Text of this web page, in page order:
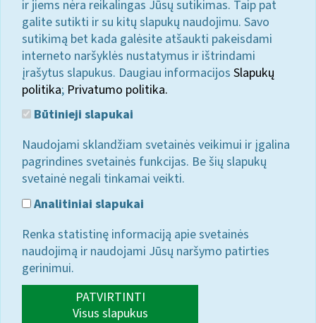
ir jiems nėra reikalingas Jūsų sutikimas. Taip pat
galite sutikti ir su kitų slapukų naudojimu. Savo
sutikimą bet kada galėsite atšaukti pakeisdami
interneto naršyklės nustatymus ir ištrindami
įrašytus slapukus. Daugiau informacijos Slapukų
politika; Privatumo politika.
Būtinieji slapukai
Naudojami sklandžiam svetainės veikimui ir įgalina
pagrindines svetainės funkcijas. Be šių slapukų
svetainė negali tinkamai veikti.
Analitiniai slapukai
Renka statistinę informaciją apie svetainės
naudojimą ir naudojami Jūsų naršymo patirties
gerinimui.
PATVIRTINTI
Visus slapukus